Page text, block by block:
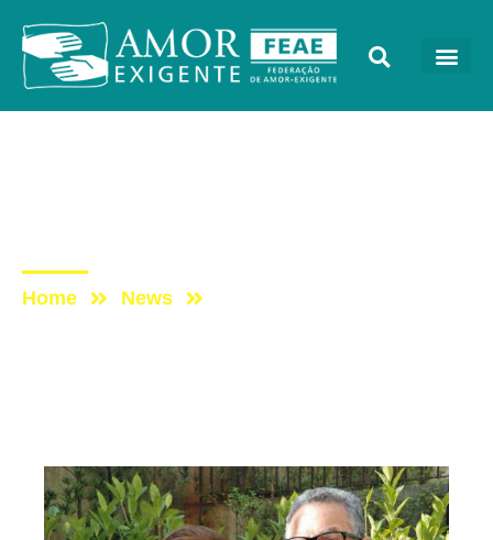
Home News